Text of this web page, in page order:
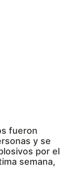
fueron
y se
por el
semana,